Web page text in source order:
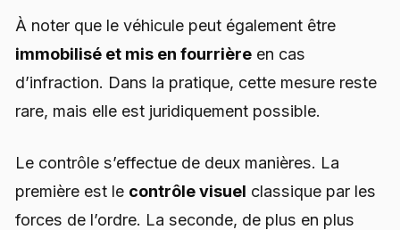
À noter que le véhicule peut également être
immobilisé et mis en fourrière en cas
d’infraction. Dans la pratique, cette mesure reste
rare, mais elle est juridiquement possible.
Le contrôle s’effectue de deux manières. La
première est le contrôle visuel classique par les
forces de l’ordre. La seconde, de plus en plus